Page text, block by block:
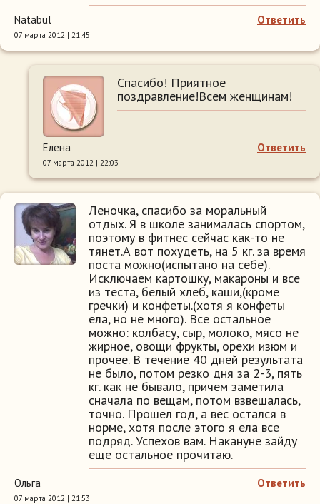
Ответить
Natabul
07 марта 2012 | 21:45
Спасибо! Приятное
поздравление!Всем женщинам!
Ответить
Елена
07 марта 2012 | 22:03
Леночка, спасибо за моральный
отдых. Я в школе занималась спортом,
поэтому в фитнес сейчас как-то не
тянет.А вот похудеть, на 5 кг. за время
поста можно(испытано на себе).
Исключаем картошку, макароны и все
из теста, белый хлеб, каши,(кроме
гречки) и конфеты.(хотя я конфеты
ела, но не много). Все остальное
можно: колбасу, сыр, молоко, мясо не
жирное, овощи фрукты, орехи изюм и
прочее. В течение 40 дней результата
не было, потом резко дня за 2-3, пять
кг. как не бывало, причем заметила
сначала по вещам, потом взвешалась,
точно. Прошел год, а вес остался в
норме, хотя после этого я ела все
подряд. Успехов вам. Накануне зайду
еще остальное прочитаю.
Ответить
Ольга
07 марта 2012 | 21:53